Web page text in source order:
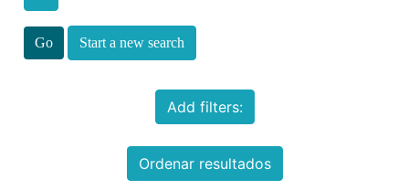
Start a new search
Add filters:
Ordenar resultados